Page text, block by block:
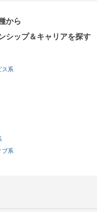
から
シップ＆キャリアを探す
ス系
ブ系